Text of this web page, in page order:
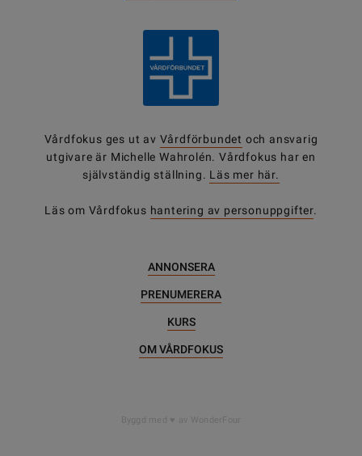
Vårdfokus ges ut av Vårdförbundet och ansvarig
utgivare är Michelle Wahrolén. Vårdfokus har en
självständig ställning. Läs mer här.
Läs om Vårdfokus hantering av personuppgifter.
ANNONSERA
PRENUMERERA
KURS
OM VÅRDFOKUS
Byggd med av WonderFour